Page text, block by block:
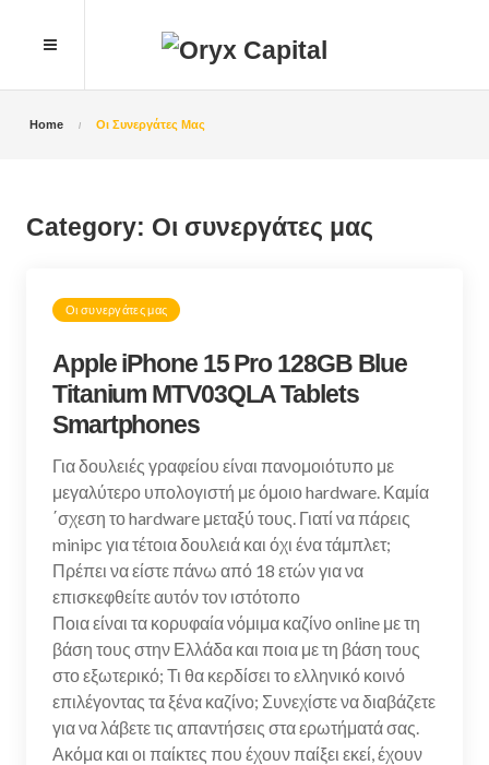
Home Οι Συνεργάτες Μας
Category: Οι συνεργάτες μας
Οι συνεργάτες μας
Apple iPhone 15 Pro 128GB Blue
Titanium MTV03QLA Tablets
Smartphones
Για δουλειές γραφείου είναι πανομοιότυπο με
μεγαλύτερο υπολογιστή με όμοιο hardware. Καμία
΄σχεση το hardware μεταξύ τους. Γιατί να πάρεις
minipc για τέτοια δουλειά και όχι ένα τάμπλετ;
Πρέπει να είστε πάνω από 18 ετών για να
επισκεφθείτε αυτόν τον ιστότοπο
Ποια είναι τα κορυφαία νόμιμα καζίνο online με τη
βάση τους στην Ελλάδα και ποια με τη βάση τους
στο εξωτερικό; Τι θα κερδίσει το ελληνικό κοινό
επιλέγοντας τα ξένα καζίνο; Συνεχίστε να διαβάζετε
για να λάβετε τις απαντήσεις στα ερωτήματά σας.
Ακόμα και οι παίκτες που έχουν παίξει εκεί, έχουν